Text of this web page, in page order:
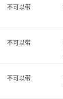
不可以带
不可以带
不可以带